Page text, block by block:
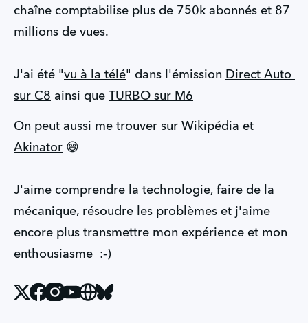
chaîne comptabilise plus de 750k abonnés et 87
millions de vues.
J'ai été "vu à la télé" dans l'émission Direct Auto
sur C8 ainsi que TURBO sur M6
On peut aussi me trouver sur Wikipédia
Akinator 😄
J'aime comprendre la technologie, faire de la
mécanique, résoudre les problèmes et j'aime
encore plus transmettre mon expérience et mon
enthousiasme  :-)
X Facebook
Instagram
Youtube
Website
Bluesky